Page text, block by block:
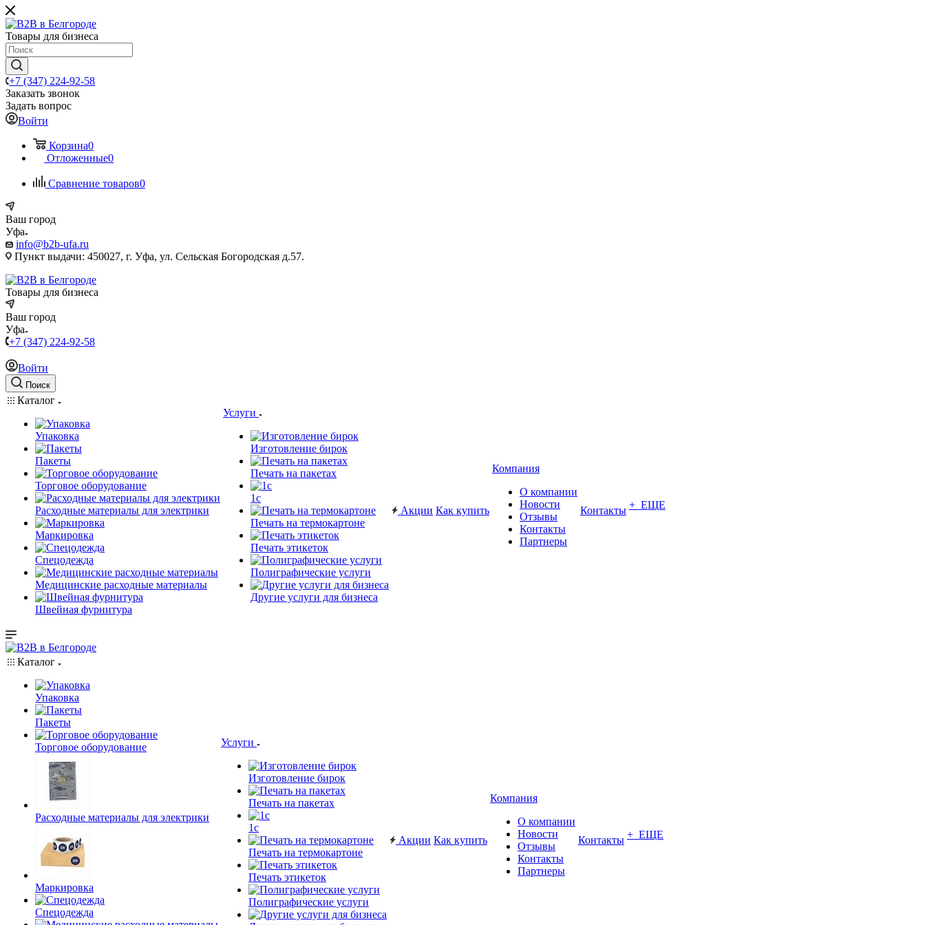
Товары для бизнеса
+7 (347) 224-92-58
Заказать звонок
Задать вопрос
Войти
Корзина0
Отложенные0
Сравнение товаров0
Ваш город
Уфа
info@b2b-ufa.ru
Пункт выдачи: 450027, г. Уфа, ул. Сельская Богородская д.57.
Товары для бизнеса
Ваш город
Уфа
+7 (347) 224-92-58
Войти
Поиск
Каталог
Упаковка
Пакеты
Торговое оборудование
Расходные материалы для электрики
Маркировка
Спецодежда
Медицинские расходные материалы
Швейная фурнитура
Услуги
Изготовление бирок
Печать на пакетах
1c
Печать на термокартоне
Печать этикеток
Полиграфические услуги
Другие услуги для бизнеса
Акции Как купить
Компания
О компании
Новости
Отзывы
Контакты
Партнеры
Контакты + ЕЩЕ
Каталог
Упаковка
Пакеты
Торговое оборудование
Расходные материалы для электрики
Маркировка
Спецодежда
Услуги
Изготовление бирок
Печать на пакетах
1c
Печать на термокартоне
Печать этикеток
Полиграфические услуги
Акции Как купить
Компания
О компании
Новости
Отзывы
Контакты
Партнеры
Контакты + ЕЩЕ